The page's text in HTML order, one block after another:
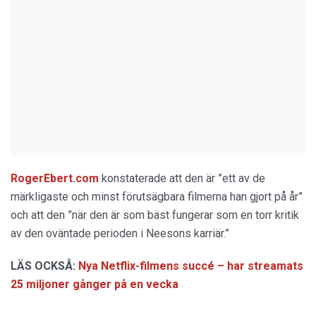
RogerEbert.com konstaterade att den är ”ett av de
märkligaste och minst förutsägbara filmerna han gjort på år”
och att den ”när den är som bäst fungerar som en torr kritik
av den oväntade perioden i Neesons karriär.”
LÄS OCKSÅ: Nya Netflix-filmens succé – har streamats
25 miljoner gånger på en vecka